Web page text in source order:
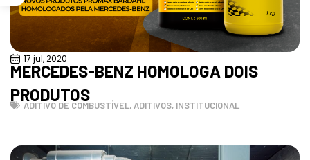
17 jul, 2020
MERCEDES-BENZ HOMOLOGA DOIS
PRODUTOS
ADITIVO DE COMBUSTÍVEL, ADITIVOS, INSTITUCIONAL